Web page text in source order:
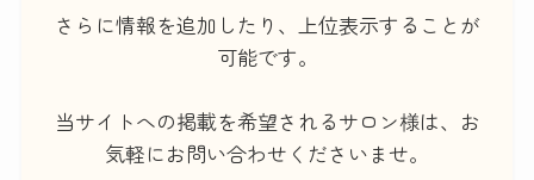
さらに情報を追加したり、上位表示することが
可能です。
当サイトへの掲載を希望されるサロン様は、お
気軽にお問い合わせくださいませ。